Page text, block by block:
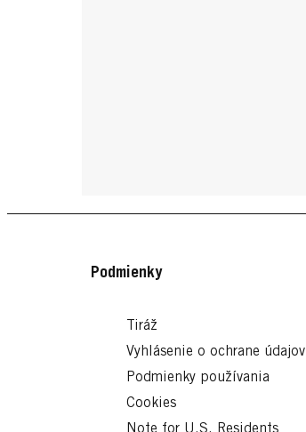
Podmienky
Tiráž
Vyhlásenie o ochrane údajov
Podmienky používania
Cookies
Note for U.S. Residents